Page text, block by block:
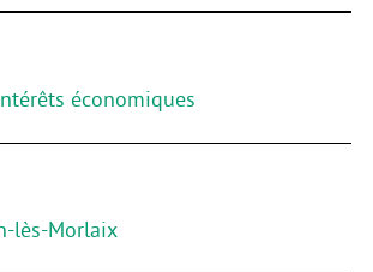
économiques
lès-Morlaix